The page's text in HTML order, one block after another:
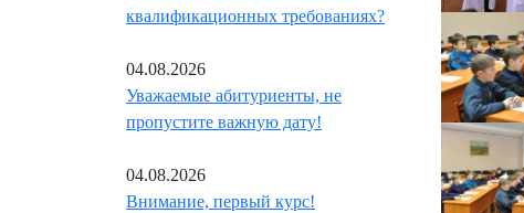
квалификационных требованиях?
04.08.2026
Уважаемые абитуриенты, не
пропустите важную дату!
04.08.2026
Внимание, первый курс!